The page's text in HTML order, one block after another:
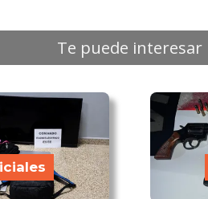
Te puede interesar